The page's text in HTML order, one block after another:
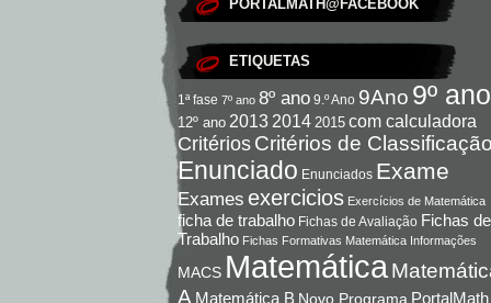
PORTALMATH@FACEBOOK
ETIQUETAS
1ª fase 7º ano 8º ano 9.º Ano 9Ano 9º ano
12º ano 2013 2014 2015 com calculadora
Critérios Critérios de
Enunciado Enunciados Exame
Exames exercicios Exercícios de Matemática
ficha de trabalho Fichas de Avaliação Fichas de
Trabalho Fichas Formativas Matemática Informações
MACS Matemática
A Matemática B Novo Programa PortalMath